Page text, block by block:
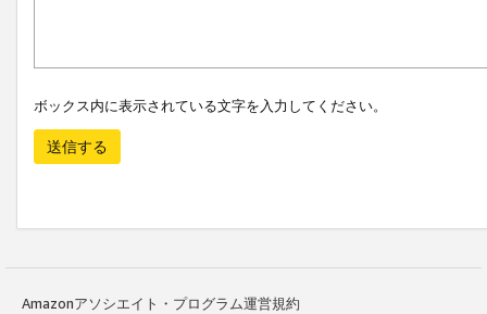
ボックス内に表示されている文字を入力してください。
送信する
Amazonアソシエイト・プログラム運営規約